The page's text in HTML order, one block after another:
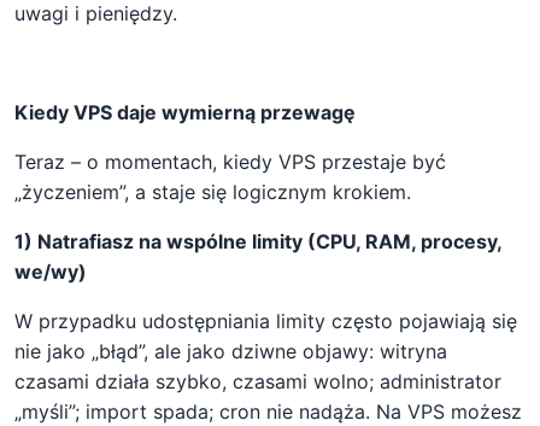
uwagi i pieniędzy.
Kiedy VPS daje wymierną przewagę
Teraz – o momentach, kiedy VPS przestaje być
„życzeniem”, a staje się logicznym krokiem.
1) Natrafiasz na wspólne limity (CPU, RAM, procesy,
we/wy)
W przypadku udostępniania limity często pojawiają się
nie jako „błąd”, ale jako dziwne objawy: witryna
czasami działa szybko, czasami wolno; administrator
„myśli”; import spada; cron nie nadąża. Na VPS możesz